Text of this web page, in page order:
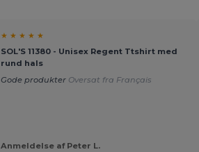
★ ★ ★ ★ ★
SOL'S 11380 - Unisex Regent Ttshirt med
rund hals
Gode produkter Oversat fra Français
Anmeldelse af Peter L.